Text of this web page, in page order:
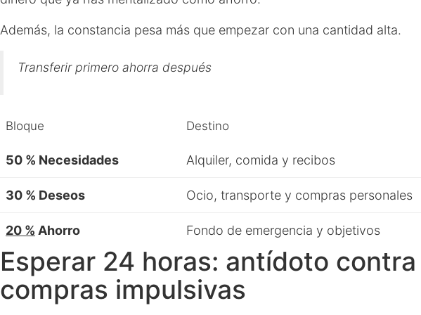
Además, la constancia pesa más que empezar con una cantidad alta.
Transferir primero ahorra después
Bloque Destino
50 % Necesidades Alquiler, comida y recibos
30 % Deseos Ocio, transporte y compras personales
20 % Ahorro Fondo de emergencia y objetivos
Esperar 24 horas: antídoto
compras impulsivas